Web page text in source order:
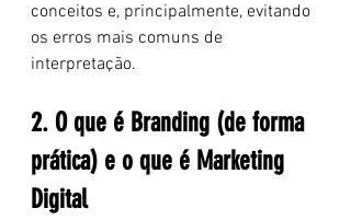
conceitos e, principalmente, evitando
os erros mais comuns de
interpretação.
2. O que é Branding (de forma
prática) e o que é Marketing
Digital